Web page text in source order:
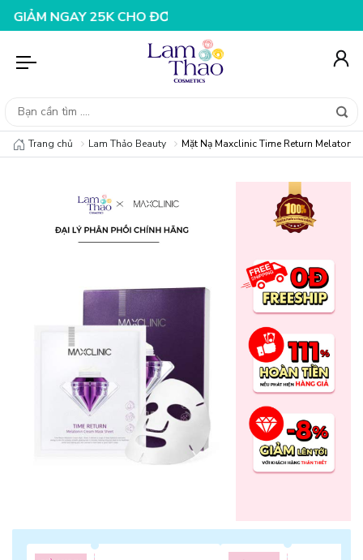
25K CHO ĐƠN HÀNG 99K
Trang chủ Lam Thảo Beauty Mặt Nạ Maxclinic Time Return Melatonin